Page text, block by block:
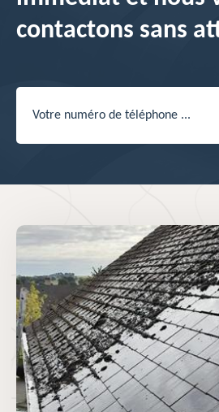
contactons sans